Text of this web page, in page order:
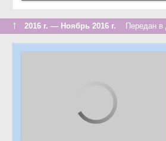
↑ 2016 г. — Ноябрь 2016 г. Передан в